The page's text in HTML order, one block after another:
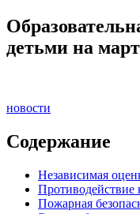
детьми на
новости
Содержание
Независимая
Противодействие
Пожарная